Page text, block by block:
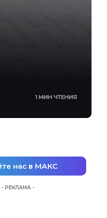
1 МИН ЧТЕНИЯ
нас в МАКС
- РЕКЛАМА -